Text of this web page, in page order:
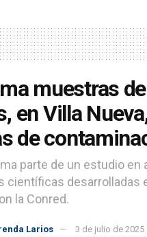
muestras
en Villa
de
parte de un estudio en
científicas desarrolladas
la Conred.
Larios 3 de julio de 2025